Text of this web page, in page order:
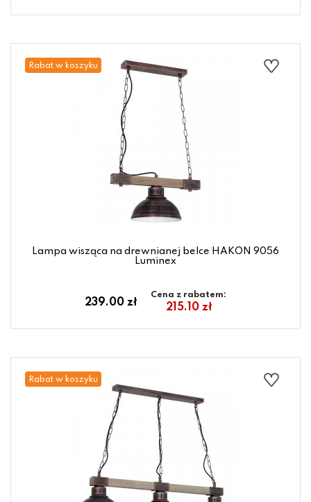
Rabat w koszyku
Lampa wisząca na drewnianej belce HAKON 9056
Luminex
239.00 zł
Cena z rabatem:
215.10 zł
Rabat w koszyku